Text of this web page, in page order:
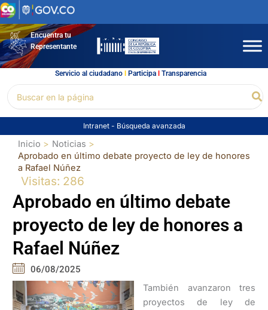
Ir
al
contenidoEncuentra tu
Representante
Servicio al ciudadano l Participal Transparencia
por:
Intranet - Búsqueda avanzada
Inicio
Noticias
Aprobado en último debate proyecto de ley de honores
a Rafael Núñez
Visitas: 286
Aprobado en último debate
proyecto de ley de honores a
Rafael Núñez
06/08/2025
También avanzaron tres
proyectos de ley de